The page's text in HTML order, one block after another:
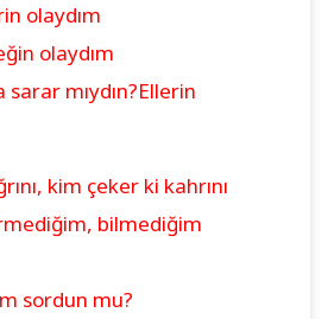
olaydım
olaydım
mıydın?Ellerin
kim çeker ki kahrını
bilmediğim
sordun mu?